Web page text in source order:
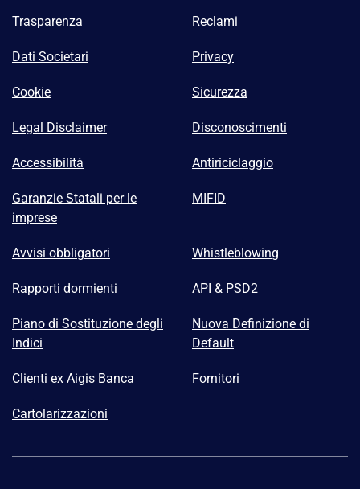
Trasparenza Reclami
Dati Societari Privacy
Cookie Sicurezza
Legal Disclaimer Disconoscimenti
Accessibilità Antiriciclaggio
Garanzie Statali per le
imprese
MIFID
Avvisi obbligatori Whistleblowing
Rapporti dormienti API & PSD2
Piano di Sostituzione degli
Indici
Nuova Definizione di
Default
Clienti ex Aigis Banca Fornitori
Cartolarizzazioni